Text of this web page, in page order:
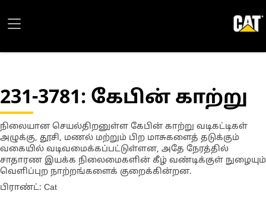
231-3781: கேபின் காற்று
நிலையான செயல்திறனுள்ள கேபின் காற்று வடிகட்டிகள்
அழுக்கு, தூசி, மணல் மற்றும் பிற மாசுகளைத் தடுக்கும்
வகையில் வடிவமைக்கப்பட்டுள்ளன, அதே நேரத்தில்
சாதாரண இயக்க நிலைமைகளின் கீழ் வண்டிக்குள் நுழையும்
வெளிப்புற நாற்றங்களைக் குறைக்கின்றன.
பிராண்ட்: Cat